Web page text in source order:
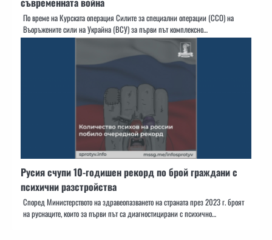
По време на Курската операция Силите за специални операции (ССО) на
Въоръжените сили на Украйна (ВСУ) за първи път комплексно…
Русия счупи 10-годишен рекорд по брой граждани с
психични разстройства
Според Министерството на здравеопазването на страната през 2023 г. броят
на руснаците, които за първи път са диагностицирани с психично…